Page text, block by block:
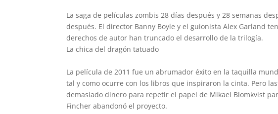
La saga de películas zombis 28 días después y 28 semanas
después. El director Banny Boyle y el guionista Alex Garland
derechos de autor han truncado el desarrollo de la trilogía.
La chica del dragón tatuado
La película de 2011 fue un abrumador éxito en la taquilla
tal y como ocurre con los libros que inspiraron la cinta. Pero
demasiado dinero para repetir el papel de Mikael Blomkvist
Fincher abandonó el proyecto.